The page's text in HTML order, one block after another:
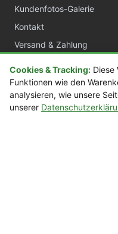
Kundenfotos-Galerie
Kontakt
Versand & Zahlung
Widerrufsrecht
Datenschutz
Cookies & Tracking: Diese
Funktionen wie den
analysieren, wie unsere
unserer